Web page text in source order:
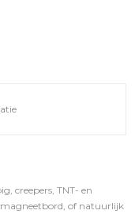
creepers, TNT- en
magneetbord, of natuurlijk